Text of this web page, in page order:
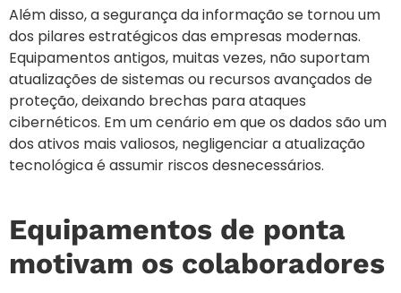
Além disso, a segurança da informação se tornou um
dos pilares estratégicos das empresas modernas.
Equipamentos antigos, muitas vezes, não suportam
atualizações de sistemas ou recursos avançados de
proteção, deixando brechas para ataques
cibernéticos. Em um cenário em que os dados são um
dos ativos mais valiosos, negligenciar a atualização
tecnológica é assumir riscos desnecessários.
Equipamentos de ponta
motivam os colaboradores